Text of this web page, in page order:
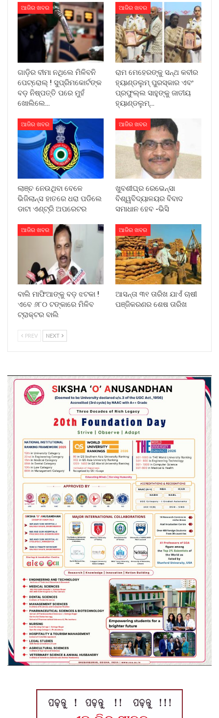
ଆଜିର ଖବର
ଗାଡ଼ିର ବୀମା ନଥିଲେ ମିଳିବନି
ପେଟ୍ରୋଲ୍ ! ସୁପ୍ରିମକୋର୍ଟଙ୍କ
ବଡ଼ ନିଷ୍ପତ୍ତି ପରେ ମୁହଁ
ଖୋଲିଲେ…
ଆଜିର ଖବର
ରାମ ମେହେରଙ୍କୁ ସନ୍ଥ କବୀର
ହ୍ୟାଣ୍ଡଲୁମ୍ ପୁରସ୍କାର ଏବଂ
ପ୍ରଫୁଲ୍ଲ ସାହୁଙ୍କୁ ଜାତୀୟ
ହ୍ୟାଣ୍ଡଲୁମ୍…
ଆଜିର ଖବର
ଲାଞ୍ଚ ନେଉଥିବା ବେଳେ
ଭିଜିଲାନ୍ସ ହାତରେ ଧରା ପଡିଲେ
ଡାଟା ଏଣ୍ଟ୍ରି ଅପରେଟର
ଆଜିର ଖବର
ଖୁବଶୀଘ୍ର ରେଭେନ୍ସା
ବିଶ୍ୱବିଦ୍ୟାଳୟର ବିବାଦ
ସମାଧାନ ହେବ -ଭିସି
ଆଜିର ଖବର
ବାଲି ମାଫିଆଙ୍କୁ ବଡ଼ ଝଟକା !
ଏବେ ୬୮୦ ଟଙ୍କାରେ ମିଳିବ
ଟ୍ରାକ୍ଟର ବାଲି
ଆଜିର ଖବର
ଆସନ୍ତା ୩୧ ତାରିଖ ଯାଏଁ ଚାଷୀ
ପଞ୍ଜିକରଣର ଶେଷ ତାରିଖ
PREV NEXT